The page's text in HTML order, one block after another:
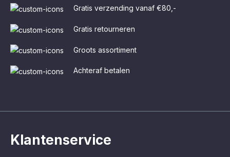
Klantenservice
Gratis verzending vanaf €80,-
Gratis retourneren
Groots assortiment
Achteraf betalen